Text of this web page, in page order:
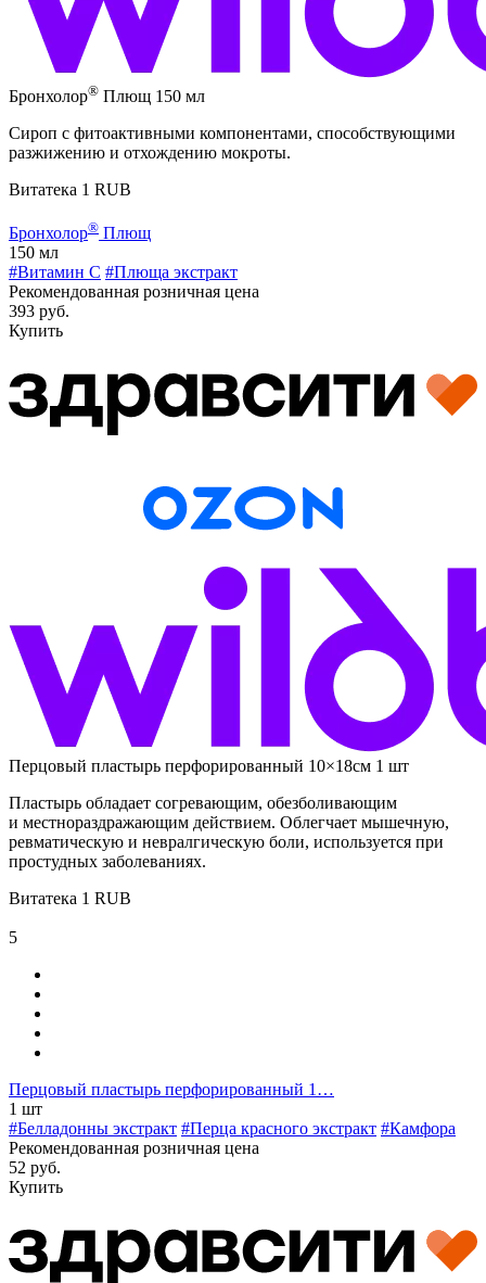
Бронхолор® Плющ 150 мл
Сироп с фитоактивными компонентами, способствующими
разжижению и отхождению мокроты.
Витатека 1 RUB
Бронхолор® Плющ
150 мл
#Витамин C #Плюща экстракт
Рекомендованная розничная цена
393 руб.
Купить
Перцовый пластырь перфорированный 10×18см 1 шт
Пластырь обладает согревающим, обезболивающим
и местнораздражающим действием. Облегчает мышечную,
ревматическую и невралгическую боли, используется при
простудных заболеваниях.
Витатека 1 RUB
5
Перцовый пластырь перфорированный 1…
1 шт
#Белладонны экстракт #Перца красного экстракт #Камфора
Рекомендованная розничная цена
52 руб.
Купить